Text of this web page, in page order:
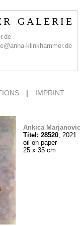
R G A L E R I E
klinkhammer.de
| IMPRINT
Ankica Marjanovic
Titel: 28520, 2021
oil on paper
25 x 35 cm